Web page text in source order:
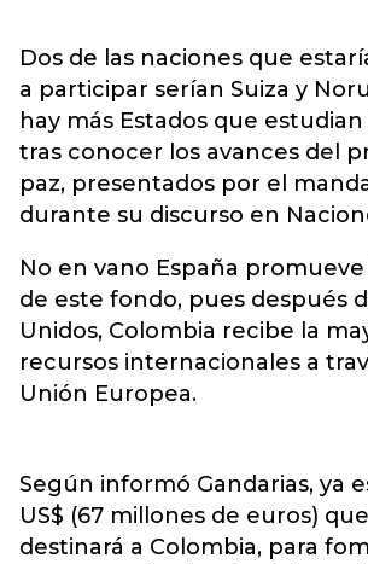
Dos de las naciones que
a participar serían Suiza y
hay más Estados que
tras conocer los avances del
paz, presentados por el
durante su discurso en
No en vano España
de este fondo, pues después
Unidos, Colombia recibe la
recursos internacionales a
Unión Europea.
Según informó Gandarias, ya
US$ (67 millones de euros)
destinará a Colombia, para